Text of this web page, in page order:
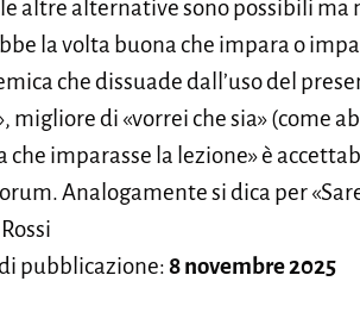
altre alternative sono possibili
la volta buona che impara o
che dissuade dall’uso del
migliore di «vorrei che sia» (come
che imparasse la lezione» è
Analogamente si dica per
pubblicazione: 8 novembre 2025